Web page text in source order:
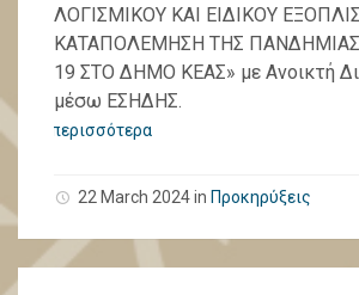
ΛΟΓΙΣΜΙΚΟΥ ΚΑΙ ΕΙΔΙΚΟΥ
ΚΑΤΑΠΟΛΕΜΗΣΗ ΤΗΣ ΠΑΝΔΗΜΙΑΣ
19 ΣΤΟ ΔΗΜΟ ΚΕΑΣ» με Ανοικτή
μέσω ΕΣΗΔΗΣ.
περισσότερα
22 March 2024in Προκηρύξεις